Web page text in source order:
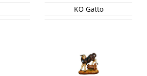
KO Gatto